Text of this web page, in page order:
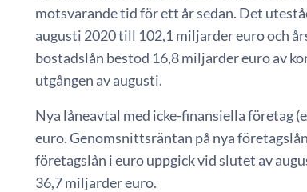
motsvarande tid för ett år sedan. Det
augusti 2020 till 102,1 miljarder euro och
bostadslån bestod 16,8 miljarder euro av
utgången av augusti.
Nya låneavtal med icke-finansiella företag
euro. Genomsnittsräntan på nya
företagslån i euro uppgick vid slutet av
36,7 miljarder euro.